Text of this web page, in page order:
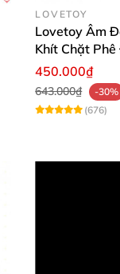
LOVETOY
Lovetoy Âm
Khít Chặt
450.000₫
643.000₫
-30%
(676)